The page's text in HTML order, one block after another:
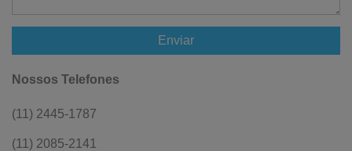
Enviar
Nossos Telefones
(11) 2445-1787
(11) 2085-2141